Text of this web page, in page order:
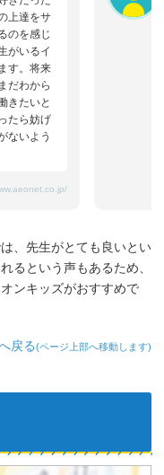
上達をサ
のを感じ
がいるイ
す。将来
だわから
きたいと
たら妨げ
ないよう
、先生がとても良いとい
るという声もあるため、
ンキッズがおすすめで
戻る(ページ上部へ移動します)